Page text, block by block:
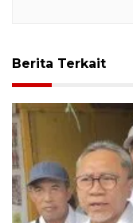
Berita Terkait